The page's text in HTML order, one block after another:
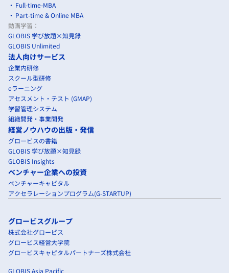
Full-time-MBA
Part-time & Online MBA
動画学習：
GLOBIS 学び放題×知見録
GLOBIS Unlimited
法人向けサービス
企業内研修
スクール型研修
eラーニング
アセスメント・テスト (GMAP)
学習管理システム
組織開発・事業開発
経営ノウハウの出版・発信
グロービスの書籍
GLOBIS 学び放題×知見録
GLOBIS Insights
ベンチャー企業への投資
ベンチャーキャピタル
アクセラレーションプログラム(G-STARTUP)
グロービスグループ
株式会社グロービス
グロービス経営大学院
グロービスキャピタルパートナーズ株式会社
GLOBIS Asia Pacific